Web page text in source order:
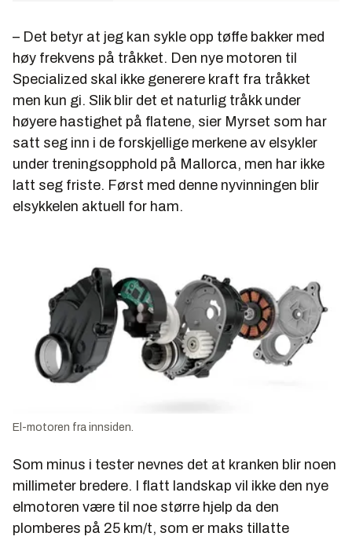
– Det betyr at jeg kan sykle opp tøffe bakker med
høy frekvens på tråkket. Den nye motoren til
Specialized skal ikke generere kraft fra tråkket
men kun gi. Slik blir det et naturlig tråkk under
høyere hastighet på flatene, sier Myrset som har
satt seg inn i de forskjellige merkene av elsykler
under treningsopphold på Mallorca, men har ikke
latt seg friste. Først med denne nyvinningen blir
elsykkelen aktuell for ham.
El-motoren fra innsiden.
Som minus i tester nevnes det at kranken blir noen
millimeter bredere. I flatt landskap vil ikke den nye
elmotoren være til noe større hjelp da den
plomberes på 25 km/t, som er maks tillatte